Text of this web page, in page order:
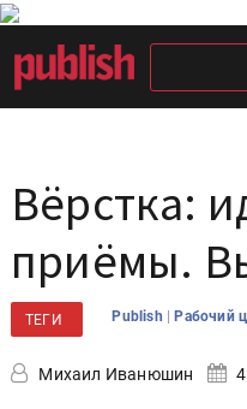
Вёрстка:
приёмы.
ТЕГИ Publish |Рабочий
Михаил Иванюшин